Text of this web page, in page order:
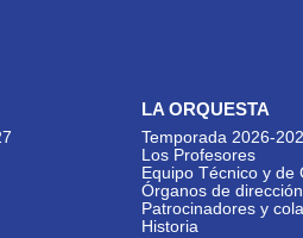
LA ORQUESTA
Temporada 2026-
Los Profesores
Equipo Técnico y de
Órganos de dirección
Patrocinadores y
Historia